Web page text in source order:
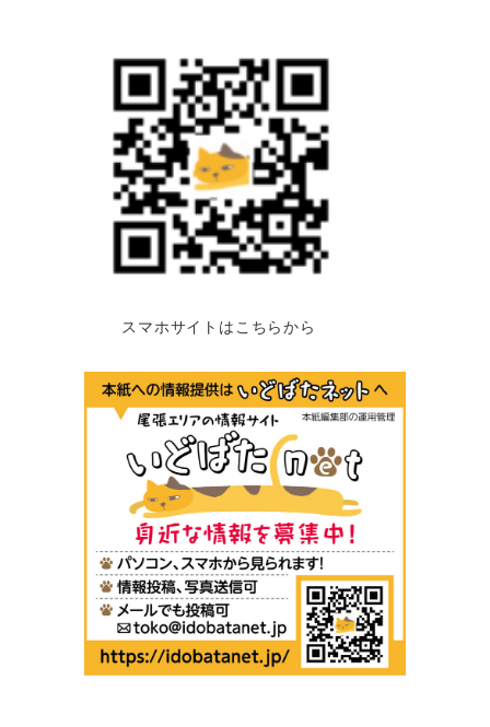
スマホサイトはこちらから